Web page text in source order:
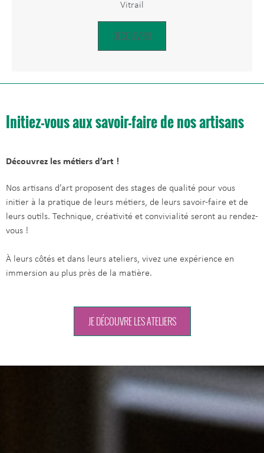
Vitrail
DÉCOUVRIR
Initiez-vous aux savoir-faire de nos artisans
Découvrez les métiers d’art !
Nos artisans d’art proposent des stages de qualité pour vous
initier à la pratique de leurs métiers, de leurs savoir-faire et de
leurs outils. Technique, créativité et convivialité seront au rendez-
vous !
À leurs côtés et dans leurs ateliers, vivez une expérience en
immersion au plus près de la matière.
JE DÉCOUVRE LES ATELIERS